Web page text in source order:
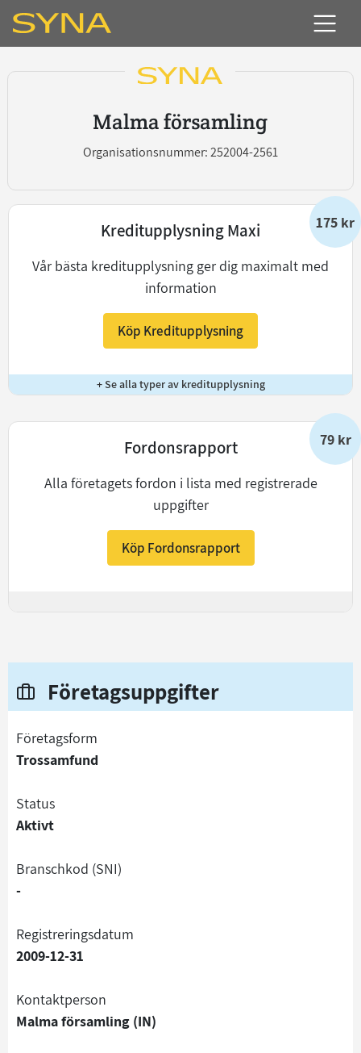
Malma församling
Organisationsnummer: 252004-2561
175 kr
Kreditupplysning Maxi
Vår bästa kreditupplysning ger dig maximalt med
information
Köp Kreditupplysning
+ Se alla typer av kreditupplysning
79 kr
Fordonsrapport
Alla företagets fordon i lista med registrerade
uppgifter
Köp Fordonsrapport
Företagsuppgifter
företagsform
Trossamfund
status
Aktivt
branschkod (SNI)
-
registreringsdatum
2009-12-31
Kontaktperson
Malma församling (IN)